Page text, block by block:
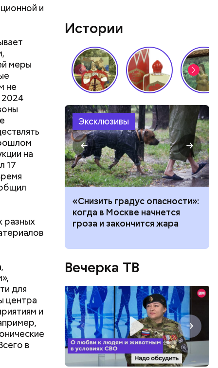
и
меры
не
2024
на
17
разных
для
центра
и
в
Истории
Эксклюзивы
с
«Снизить градус опасности»:
когда в Москве начнется
гроза и закончится жара
Вечерка ТВ